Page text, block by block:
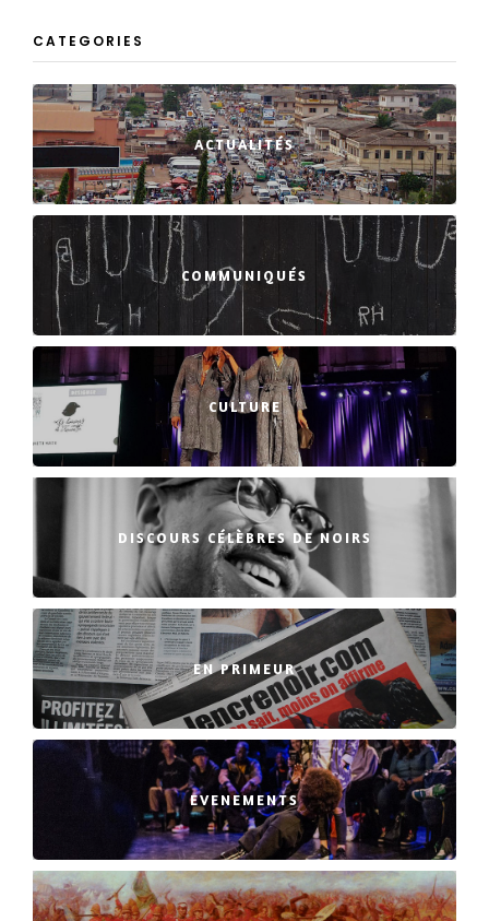
CATEGORIES
ACTUALITÉS
COMMUNIQUÉS
CULTURE
DISCOURS CÉLÈBRES DE NOIRS
EN PRIMEUR
EVENEMENTS